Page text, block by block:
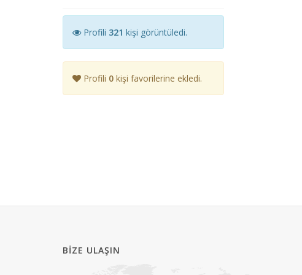
Profili 321 kişi görüntüledi.
Profili 0 kişi favorilerine ekledi.
BIZE ULAŞIN